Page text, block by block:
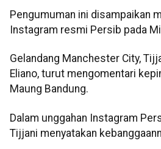
Pengumuman ini disampaikan
Instagram resmi Persib pada
Gelandang Manchester City,
Eliano, turut mengomentari
Maung Bandung.
Dalam unggahan Instagram
Tijjani menyatakan